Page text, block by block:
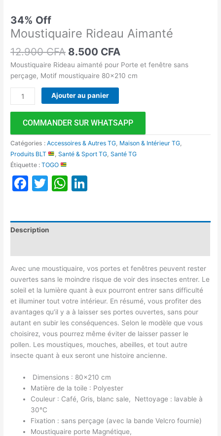
34% Off
Moustiquaire Rideau Aimanté
12.900CFA 8.500 CFA
Moustiquaire Rideau aimanté pour Porte et fenêtre sans
perçage, Motif moustiquaire 80×210 cm
Ajouter au panier
COMMANDER SUR WHATSAPP
Catégories :Accessoires & Autres TG, Maison & Intérieur TG,
Produits BLT
,Santé & Sport TG,Santé TG
Étiquette :TOGO
Facebook
TwitterWhatsApp
Description
Avec une moustiquaire, vos portes et fenêtres peuvent rester
ouvertes sans le moindre risque de voir des insectes entrer. Le
soleil et la lumière quant à eux pourront entrer sans difficulté
et illuminer tout votre intérieur. En résumé, vous profiter des
avantages qu’il y a à laisser ses portes ouvertes, sans pour
autant en subir les conséquences. Selon le modèle que vous
choisirez, vous pourrez même éviter de laisser passer le
pollen. Les moustiques, mouches, abeilles, et tout autre
insecte quant à eux seront une histoire ancienne.
Dimensions : 80×210 cm
Matière de la toile : Polyester
Couleur : Café, Gris, blanc sale, Nettoyage : lavable à
30°C
Fixation : sans perçage (avec la bande Velcro fournie)
Moustiquaire porte Magnétique,